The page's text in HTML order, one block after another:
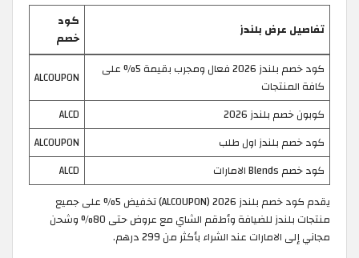
تفاصيل عرض بلندز
كود
خصم
كود خصم بلندز 2026 فعال ومجرب بقيمة 5% على
كافة المنتجات
ALCOUPON
كوبون خصم بلندز 2026
ALCD
كود خصم بلندز اول طلب
ALCOUPON
كود خصم Blends الامارات
ALCD
يقدم كود خصم بلندز 2026 (ALCOUPON) تخفيض 5% على جميع
منتجات بلندز للضيافة وأطقم الشاي مع عروض حتى 80% وشحن
مجاني إلى الامارات عند الشراء بأكثر من 299 درهم.